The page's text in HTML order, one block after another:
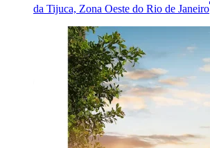
da Tijuca, Zona Oeste do Rio de Janeiro